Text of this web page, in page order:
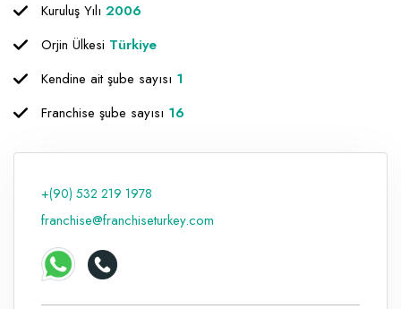
Raf ve Depo Sistemleri
Reklam - Tanıtım - PR ve İnternet
Seyahat - Rent A Car
Tabela - Dijital Baskı
Kuruluş Yılı 2006
Orjin Ülkesi Türkiye
Kendine ait şube sayısı 1
Franchise şube sayısı 16
+(90) 532 219 1978
franchise@franchiseturkey.com